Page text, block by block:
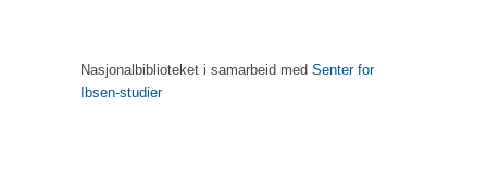
Nasjonalbiblioteket i samarbeid med Senter for
Ibsen-studier